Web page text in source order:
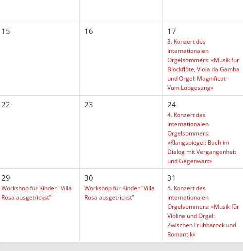
15 16 17
3. Konzert des
Internationalen
Orgelsommers: «Musik für
Blockflöte, Viola da Gamba
und Orgel: Magnificat -
Vom Lobgesang»
22 23 24
4. Konzert des
Internationalen
Orgelsommers:
«Klangspiegel: Bach im
Dialog mit Vergangenheit
und Gegenwart»
29
Workshop für Kinder "Villa
Rosa ausgetrickst"
30
Workshop für Kinder "Villa
Rosa ausgetrickst"
31
5. Konzert des
Internationalen
Orgelsommers: «Musik für
Violine und Orgel:
Zwischen Frühbarock und
Romantik»